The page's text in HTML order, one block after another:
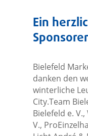
Ein
Bielefeld
danken den
winterliche
City.Team
Bielefeld e.
V.,